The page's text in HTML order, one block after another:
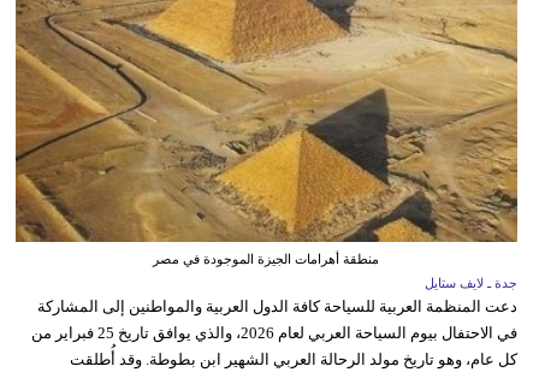
منطقة أهرامات الجيزة الموجودة في مصر
جدة ـ لايف ستايل
دعت المنظمة العربية للسياحة كافة الدول العربية والمواطنين إلى المشاركة
في الاحتفال بيوم السياحة العربي لعام 2026، والذي يوافق تاريخ 25 فبراير من
كل عام، وهو تاريخ مولد الرحالة العربي الشهير ابن بطوطة. وقد أُطلقت